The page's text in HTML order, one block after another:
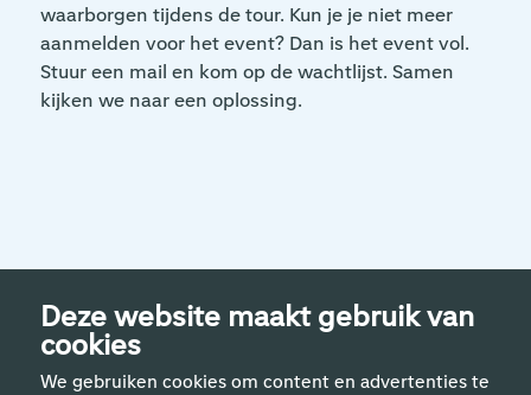
Deze website maakt gebruik van
cookies
We gebruiken cookies om content en advertenties te
waarborgen tijdens de tour. Kun je je niet meer
aanmelden voor het event? Dan is het event vol.
Stuur een mail en kom op de wachtlijst. Samen
kijken we naar een oplossing.